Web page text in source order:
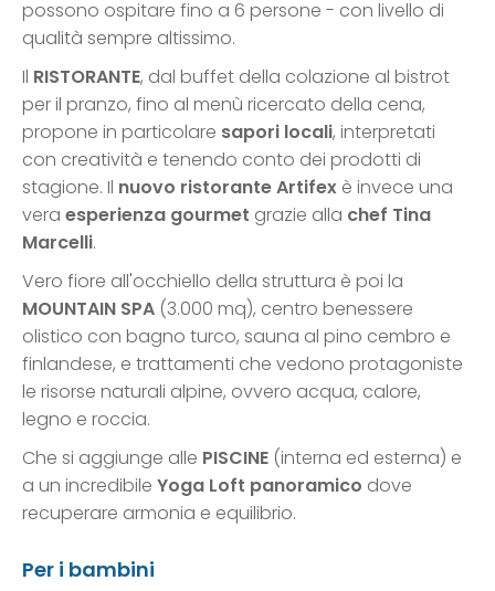
possono ospitare fino a 6 persone - con livello di
qualità sempre altissimo.
Il RISTORANTE, dal buffet della colazione al bistrot
per il pranzo, fino al menù ricercato della cena,
propone in particolare sapori locali, interpretati
con creatività e tenendo conto dei prodotti di
stagione. Il nuovo ristorante Artifex è invece una
vera esperienza gourmet grazie alla chef Tina
Marcelli.
Vero fiore all'occhiello della struttura è poi la
MOUNTAIN SPA (3.000 mq), centro benessere
olistico con bagno turco, sauna al pino cembro e
finlandese, e trattamenti che vedono protagoniste
le risorse naturali alpine, ovvero acqua, calore,
legno e roccia.
Che si aggiunge alle PISCINE (interna ed esterna) e
a un incredibile Yoga Loft panoramico dove
recuperare armonia e equilibrio.
Per i bambini